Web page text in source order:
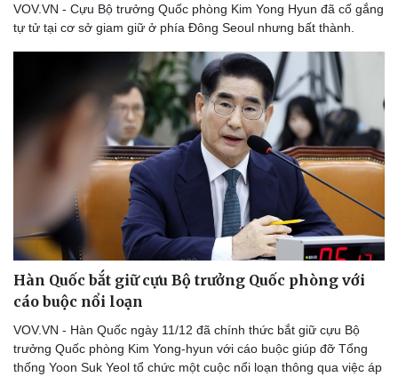
VOV.VN - Cựu Bộ trưởng Quốc phòng Kim Yong Hyun đã cố gắng
tự tử tại cơ sở giam giữ ở phía Đông Seoul nhưng bất thành.
Hàn Quốc bắt giữ cựu Bộ trưởng Quốc phòng với
cáo buộc nổi loạn
VOV.VN - Hàn Quốc ngày 11/12 đã chính thức bắt giữ cựu Bộ
trưởng Quốc phòng Kim Yong-hyun với cáo buộc giúp đỡ Tổng
thống Yoon Suk Yeol tổ chức một cuộc nổi loạn thông qua việc áp